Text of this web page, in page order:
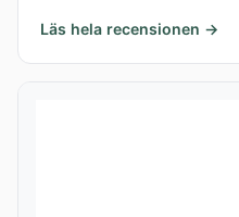
Läs hela recensionen →